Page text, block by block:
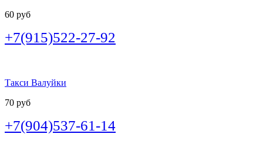
60 руб
+7(915)522-27-92
Такси Валуйки
70 руб
+7(904)537-61-14